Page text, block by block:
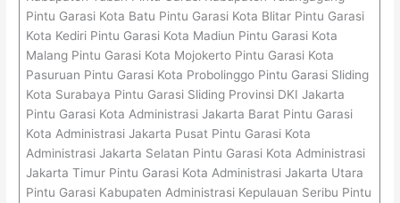
Pintu Garasi Kota Batu Pintu Garasi Kota Blitar Pintu Garasi
Kota Kediri Pintu Garasi Kota Madiun Pintu Garasi Kota
Malang Pintu Garasi Kota Mojokerto Pintu Garasi Kota
Pasuruan Pintu Garasi Kota Probolinggo Pintu Garasi Sliding
Kota Surabaya Pintu Garasi Sliding Provinsi DKI Jakarta
Pintu Garasi Kota Administrasi Jakarta Barat Pintu Garasi
Kota Administrasi Jakarta Pusat Pintu Garasi Kota
Administrasi Jakarta Selatan Pintu Garasi Kota Administrasi
Jakarta Timur Pintu Garasi Kota Administrasi Jakarta Utara
Pintu Garasi Kabupaten Administrasi Kepulauan Seribu Pintu